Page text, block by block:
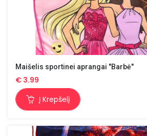
Maišelis sportinei aprangai "Barbė"
€ 3.99
Į Krepšelį